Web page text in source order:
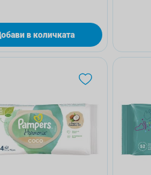
в количката